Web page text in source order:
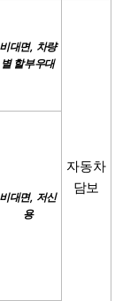
비대면, 차량
별 할부우대
자동차
담보
비대면, 저신
용